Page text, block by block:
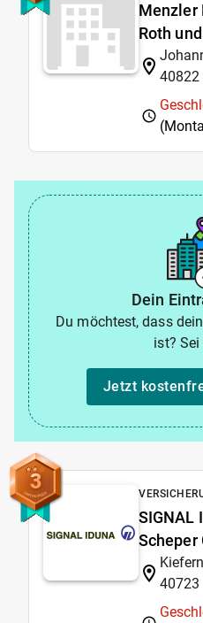
Menzler
Roth
40822
Dein
Du möchtest, dass
ist?
Jetzt
3
SIGNAL
Scheper
40723